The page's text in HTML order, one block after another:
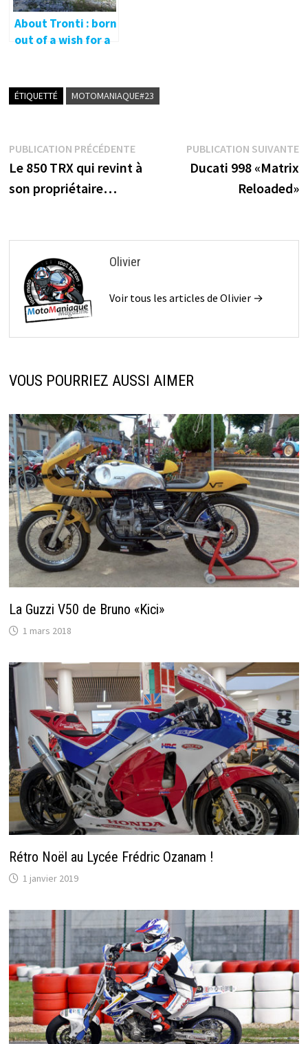
About Tronti : born
out of a wish for a
ÉTIQUETTÉ MOTOMANIAQUE#23
Navigation
de
l’article
PUBLICATION PRÉCÉDENTEPublication
précédente :
Le 850 TRX qui revint à
son propriétaire…
PUBLICATION SUIVANTE
Ducati 998 «Matrix
Reloaded»
Olivier
Voir tous les articles de Olivier →
VOUS POURRIEZ AUSSI AIMER
La Guzzi V50 de Bruno «Kici»
1 mars 2018
Rétro Noël au Lycée Frédric Ozanam !
1 janvier 2019